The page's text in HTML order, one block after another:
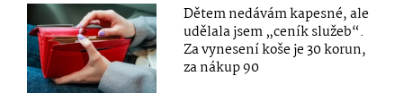
Dětem nedávám kapesné, ale
udělala jsem „ceník služeb“.
Za vynesení koše je 30 korun,
za nákup 90